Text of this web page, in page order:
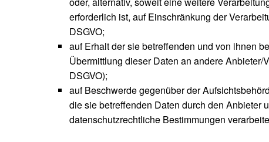
erforderlich ist, auf Einschränkung der
DSGVO;
auf Erhalt der sie betreffenden und von ihnen
Übermittlung dieser Daten an andere Anbieter/
DSGVO);
auf Beschwerde gegenüber der
die sie betreffenden Daten durch den Anbieter
datenschutzrechtliche Bestimmungen